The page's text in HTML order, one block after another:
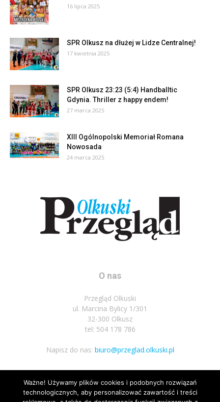
16 lipca 2025
SPR Olkusz na dłużej w Lidze Centralnej!
17 kwietnia 2025
SPR Olkusz 23:23 (5:4) Handballtic
Gdynia. Thriller z happy endem!
27 marca 2025
XIII Ogólnopolski Memoriał Romana
Nowosada
24 marca 2025
O nas
Przegląd Olkuski
ul. Marcina Bylicy 1/301
32-300 Olkusz
tel: 504 178 786
Napisz do nas: biuro@przeglad.olkuski.pl
Podążaj za nami
Ważne! Używamy plików cookies i podobnych rozwiązań
technologicznych, aby personalizować zawartość i treści